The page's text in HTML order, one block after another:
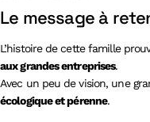
Le message à
L’histoire de cette famille
aux grandes entreprises.
Avec un peu de vision, une
écologique et pérenne.